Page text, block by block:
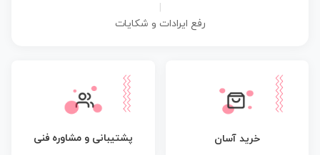
رفع ایرادات و شکایات
خرید آسان پشتیبانی و مشاوره فنی